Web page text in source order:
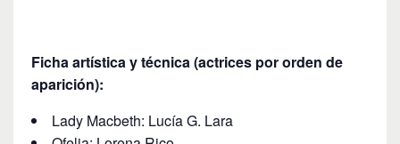
Ficha artística y técnica (actrices por orden de
aparición):
Lady Macbeth: Lucía G. Lara